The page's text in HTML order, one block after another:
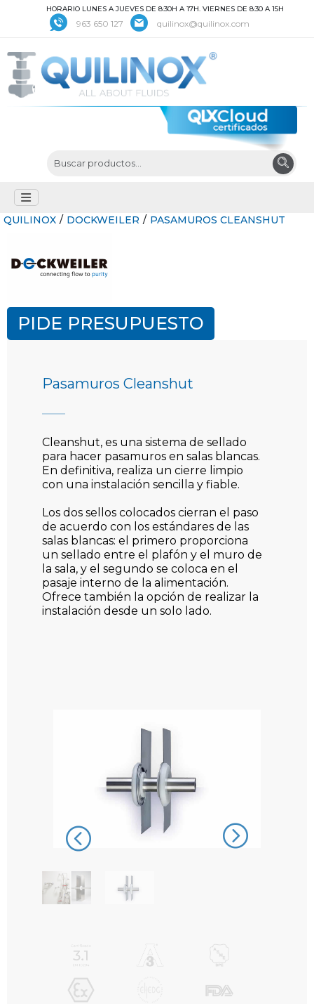
HORARIO LUNES A JUEVES DE 8:30H A 17H. VIERNES DE 8:30 A 15H
963 650 127 quilinox@quilinox.com
QUILINOX / DOCKWEILER / PASAMUROS CLEANSHUT
PIDE PRESUPUESTO
Pasamuros Cleanshut
Cleanshut, es una sistema de sellado
para hacer pasamuros en salas blancas.
En definitiva, realiza un cierre limpio
con una instalación sencilla y fiable.
Los dos sellos colocados cierran el paso
de acuerdo con los estándares de las
salas blancas: el primero proporciona
un sellado entre el plafón y el muro de
la sala, y el segundo se coloca en el
pasaje interno de la alimentación.
Ofrece también la opción de realizar la
instalación desde un solo lado.